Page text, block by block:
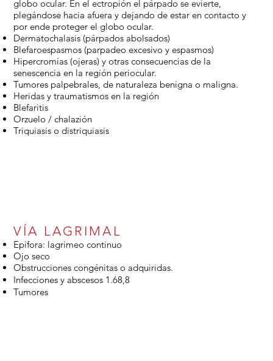
globo ocular. En el ectropión el párpado se evierte,
plegándose hacia afuera y dejando de estar en contacto y
por ende proteger el globo ocular.
Dermatochalasis (párpados abolsados)
Blefaroespasmos (parpadeo excesivo y espasmos)
Hipercromías (ojeras) y otras consecuencias de la
senescencia en la región periocular.
Tumores palpebrales, de naturaleza benigna o maligna.
Heridas y traumatismos en la región
Blefaritis
Orzuelo / chalazión
Triquiasis o distriquiasis
VÍA LAGRIMAL
Epifora: lagrimeo continuo
Ojo seco
Obstrucciones congénitas o adquiridas.
Infecciones y abscesos 1.68,8
Tumores